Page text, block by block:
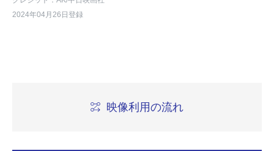
2024年04月26日登録
映像利用の流れ